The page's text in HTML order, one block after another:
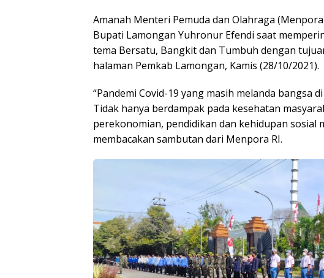
Amanah Menteri Pemuda dan Olahraga
Bupati Lamongan Yuhronur Efendi saat
tema Bersatu, Bangkit dan Tumbuh dengan
halaman Pemkab Lamongan, Kamis (28/10/2021).
“Pandemi Covid-19 yang masih melanda bangsa
Tidak hanya berdampak pada kesehatan
perekonomian, pendidikan dan kehidupan sosial
membacakan sambutan dari Menpora RI.